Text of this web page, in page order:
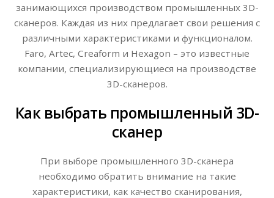
занимающихся производством промышленных 3D-
сканеров. Каждая из них предлагает свои решения с
различными характеристиками и функционалом.
Faro, Artec, Creaform и Hexagon – это известные
компании, специализирующиеся на производстве
3D-сканеров.
Как выбрать промышленный 3D-
сканер
При выборе промышленного 3D-сканера
необходимо обратить внимание на такие
характеристики, как качество сканирования,